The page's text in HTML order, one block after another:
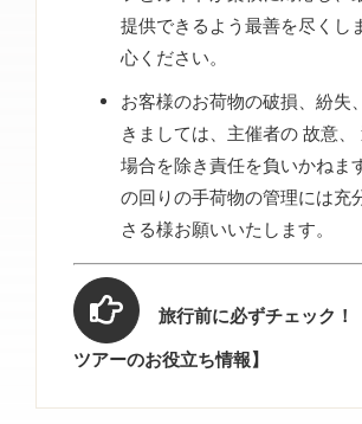
提供できるよう最善を尽くし
心ください。
お客様のお荷物の破損、紛失
きましては、主催者の 故意、
場合を除き責任を負いかねま
の回りの手荷物の管理には充
さる様お願いいたします。
旅行前に必ずチェック！
ツアーのお役立ち情報】